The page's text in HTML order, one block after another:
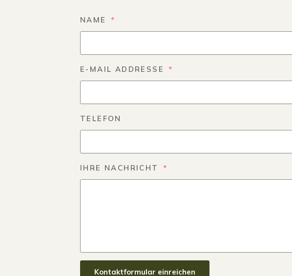
NAME
E-MAIL ADDRESSE
TELEFON
IHRE NACHRICHT
Kontaktformular einreichen